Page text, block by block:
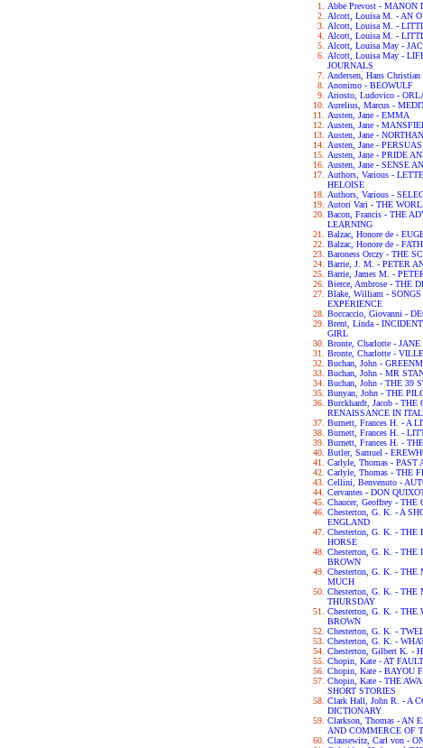
Abbe Prevost - MANON
Alcott, Louisa M. - AN
Alcott, Louisa M. -
Alcott, Louisa M. -
Alcott, Louisa May -
Alcott, Louisa May -
JOURNALS
Andersen, Hans
Anonimo - BEOWULF
Ariosto, Ludovico -
Aurelius, Marcus -
Austen, Jane - EMMA
Austen, Jane -
Austen, Jane -
Austen, Jane -
Austen, Jane - PRIDE
Austen, Jane - SENSE
Authors, Various -
HELOISE
Authors, Various -
Autori Vari - THE
Bacon, Francis - THE
LEARNING
Balzac, Honore de -
Balzac, Honore de -
Baroness Orczy - THE
Barrie, J. M. - PETER
Barrie, James M. -
Bierce, Ambrose - THE
Blake, William -
EXPERIENCE
Boccaccio, Giovanni -
Brent, Linda -
GIRL
Bronte, Charlotte - JANE
Bronte, Charlotte -
Buchan, John -
Buchan, John - MR
Buchan, John - THE 39
Bunyan, John - THE
Burckhardt, Jacob -
RENAISSANCE IN
Burnett, Frances H. - A
Burnett, Frances H. -
Burnett, Frances H. -
Butler, Samuel -
Carlyle, Thomas - PAST
Carlyle, Thomas - THE
Cellini, Benvenuto -
Cervantes - DON
Chaucer, Geoffrey -
Chesterton, G. K. - A
ENGLAND
Chesterton, G. K. -
HORSE
Chesterton, G. K. - THE
BROWN
Chesterton, G. K. - THE
MUCH
Chesterton, G. K. - THE
THURSDAY
Chesterton, G. K. - THE
BROWN
Chesterton, G. K. -
Chesterton, G. K. -
Chesterton, Gilbert K. -
Chopin, Kate - AT FAULT
Chopin, Kate - BAYOU
Chopin, Kate - THE
SHORT STORIES
Clark Hall, John R. - A
DICTIONARY
Clarkson, Thomas - AN
AND COMMERCE OF
Clausewitz, Carl von -